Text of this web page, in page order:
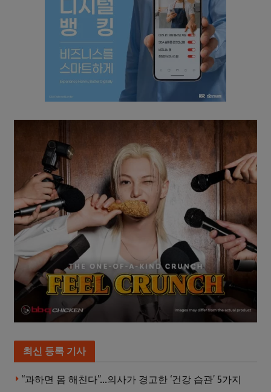
최신 등록 기사
“과하면 몸 해친다”…의사가 경고한 ‘건강 습관’ 5가지